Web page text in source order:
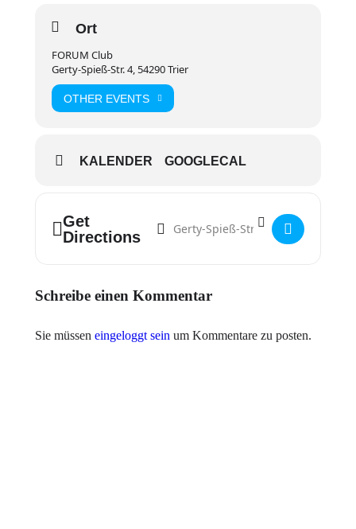
Ort
FORUM Club
Gerty-Spieß-Str. 4, 54290 Trier
OTHER EVENTS
KALENDER GOOGLECAL
Get
Directions
Address - CSD Pride Party []
Destination Address - CSD Pride
Schreibe einen Kommentar
Sie müssen eingeloggt sein um Kommentare zu posten.